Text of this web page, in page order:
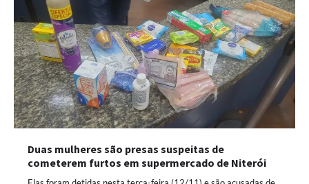
Duas mulheres são presas suspeitas de
cometerem furtos em supermercado de Niterói